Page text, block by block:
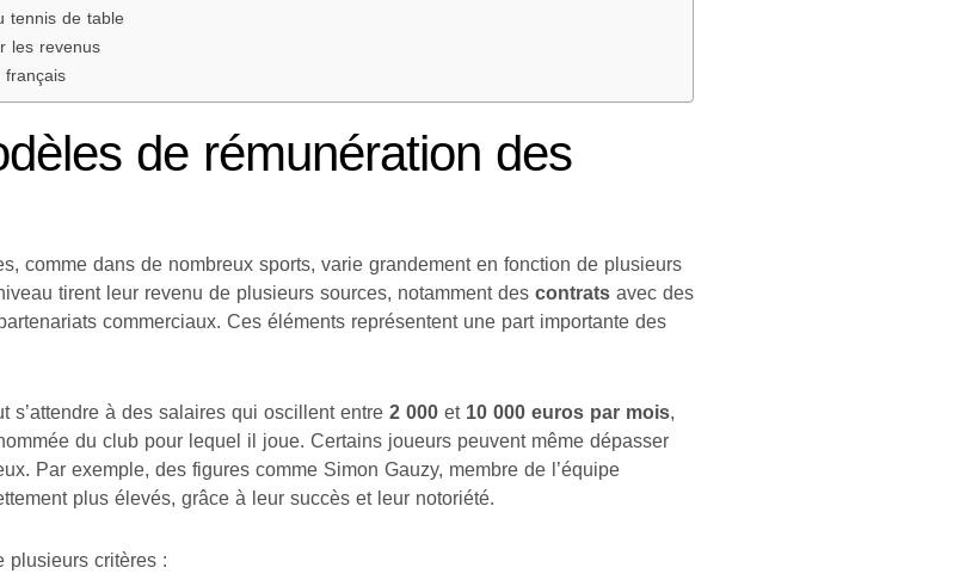
tennis de table
les revenus
français
de rémunération des
comme dans de nombreux sports, varie grandement en fonction de plusieurs
tirent leur revenu de plusieurs sources, notamment des contrats avec des
commerciaux. Ces éléments représentent une part importante des
s’attendre à des salaires qui oscillent entre 2 000 et 10 000 euros par mois,
du club pour lequel il joue. Certains joueurs peuvent même dépasser
Par exemple, des figures comme Simon Gauzy, membre de l’équipe
plus élevés, grâce à leur succès et leur notoriété.
plusieurs critères :